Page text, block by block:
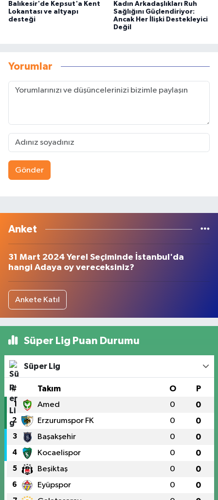
Balıkesir'de Kepsut'a Kent
Lokantası ve altyapı
desteği
Kadın Arkadaşlıkları Ruh
Sağlığını Güçlendiriyor:
Ancak Her İlişki Destekleyici
Değil
Yorumlar
Gönder
Anket
31 Mart 2024 Yerel Seçiminde İstanbul'da
hangi Adaya oy vereceksiniz?
Ankete Katıl
Süper Lig Puan Durumu
Süper Lig
# Takım O P
1 Amed 0 0
2 Erzurumspor FK 0 0
3 Başakşehir 0 0
4 Kocaelispor 0 0
5 Beşiktaş 0 0
6 Eyüpspor 0 0